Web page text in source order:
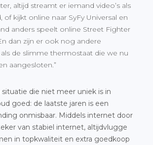
altijd streamt er iemand video’s als
of kijkt online naar SyFy Universal en
anders speelt online Street Fighter
dan zijn er ook nog andere
de slimme thermostaat die we nu
aangesloten.”
die niet meer uniek is in
goed: de laatste jaren is een
onmisbaar. Middels internet door
van stabiel internet, altijdvlugge
in topkwaliteit en extra goedkoop